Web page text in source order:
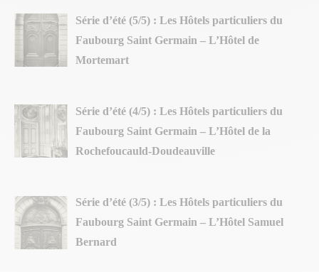
Série d’été (5/5) : Les Hôtels particuliers du
Faubourg Saint Germain – L’Hôtel de
Mortemart
Série d’été (4/5) : Les Hôtels particuliers du
Faubourg Saint Germain – L’Hôtel de la
Rochefoucauld-Doudeauville
Série d’été (3/5) : Les Hôtels particuliers du
Faubourg Saint Germain – L’Hôtel Samuel
Bernard